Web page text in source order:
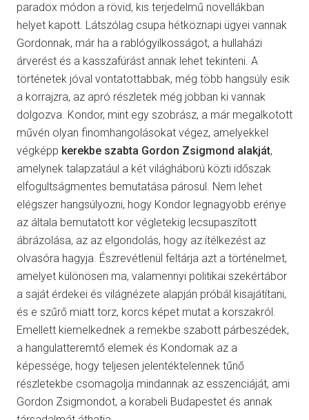
paradox módon a rövid, kis terjedelmű novellákban
helyet kapott. Látszólag csupa hétköznapi ügyei vannak
Gordonnak, már ha a rablógyilkosságot, a hullaházi
árverést és a kasszafúrást annak lehet tekinteni. A
történetek jóval vontatottabbak, még több hangsúly esik
a korrajzra, az apró részletek még jobban ki vannak
dolgozva. Kondor, mint egy szobrász, a már megalkotott
művén olyan finomhangolásokat végez, amelyekkel
végképp kerekbe szabta Gordon Zsigmond alakját,
amelynek talapzatául a két világháború közti időszak
elfogultságmentes bemutatása párosul. Nem lehet
elégszer hangsúlyozni, hogy Kondor legnagyobb erénye
az általa bemutatott kor végletekig lecsupaszított
ábrázolása, az az elgondolás, hogy az ítélkezést az
olvasóra hagyja. Észrevétlenül feltárja azt a történelmet,
amelyet különösen ma, valamennyi politikai szekértábor
a saját érdekei és világnézete alapján próbál kisajátítani,
és e szűrő miatt torz, korcs képet mutat a korszakról.
Emellett kiemelkednek a remekbe szabott párbeszédek,
a hangulatteremtő elemek és Kondornak az a
képessége, hogy teljesen jelentéktelennek tűnő
részletekbe csomagolja mindannak az esszenciáját, ami
Gordon Zsigmondot, a korabeli Budapestet és annak